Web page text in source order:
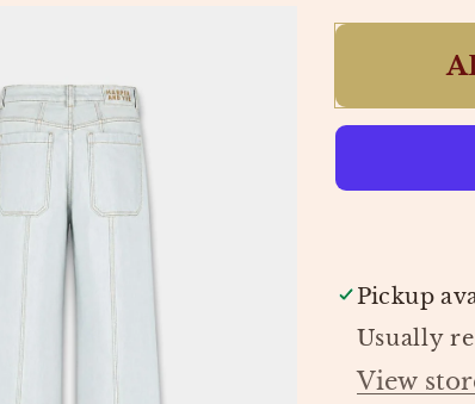
LIGHT
HARPER
Pickup
Usually
View